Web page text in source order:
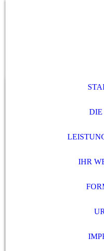
DIE
IHR